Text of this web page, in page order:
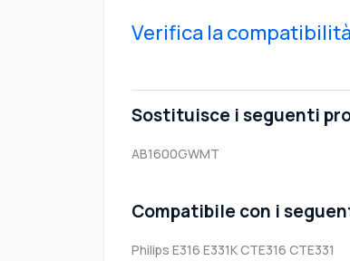
Verifica la
Sostituisce i seguenti
AB1600GWMT
Compatibile con i
Philips E316 E331K CTE316 CTE331